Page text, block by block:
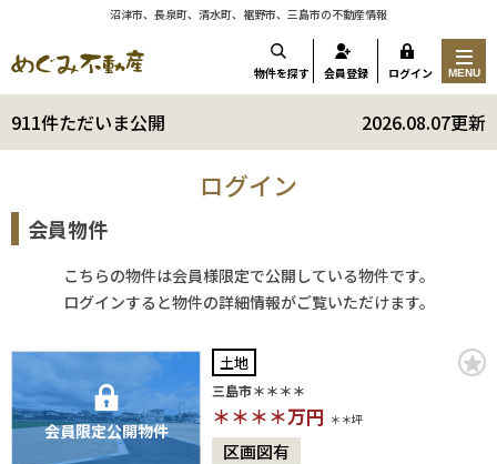
沼津市、長泉町、清水町、裾野市、三島市の不動産情報
911件ただいま公開 2026.08.07更新
物件を探す 会員登録 ログイン MENU
ログイン
会員物件
こちらの物件は会員様限定で公開している物件です。
ログインすると物件の詳細情報がご覧いただけます。
会員限定公開物件
土地
三島市＊＊＊＊
＊＊＊＊万円 ＊＊坪
区画図有